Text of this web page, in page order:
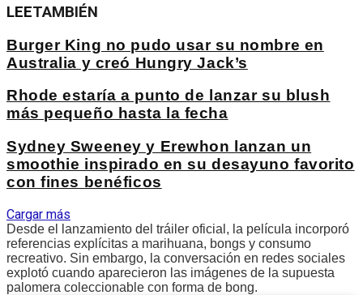
LEETAMBIÉN
Burger King no pudo usar su nombre en
Australia y creó Hungry Jack’s
Rhode estaría a punto de lanzar su blush
más pequeño hasta la fecha
Sydney Sweeney y Erewhon lanzan un
smoothie inspirado en su desayuno favorito
con fines benéficos
Cargar más
Desde el lanzamiento del tráiler oficial, la película incorporó
referencias explícitas a marihuana, bongs y consumo
recreativo. Sin embargo, la conversación en redes sociales
explotó cuando aparecieron las imágenes de la supuesta
palomera coleccionable con forma de bong.